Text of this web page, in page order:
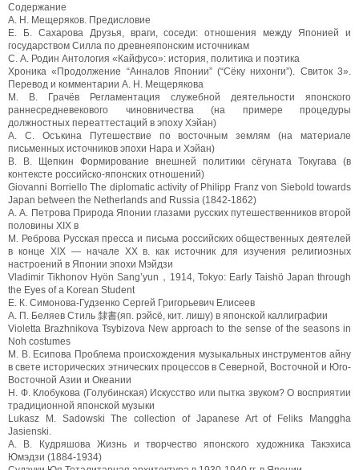
Содержание
А. Н. Мещеряков. Предисловие
Е. Б. Сахарова Друзья, враги, соседи: отношения между Японией и
государством Силла по древнеяпонским источникам
С. А. Родин Антология «Кайфусо»: история, политика и поэтика
Хроника «Продолжение “Анналов Японии” (“Сёку нихонги”). Свиток 3».
Перевод и комментарии А. Н. Мещерякова
М. В. Грачёв Регламентация служебной деятельности японского
раннесредневекового чиновничества (на примере процедуры
должностных переаттестаций в эпоху Хэйан)
A. С. Осъкина Путешествие по восточным землям (на материале
письменных источников эпохи Нара и Хэйан)
B. В. Щепкин Формирование внешней политики сёгуната Токугава (в
контексте российско-японских отношений)
Giovanni Borriello The diplomatic activity of Philipp Franz von Siebold towards
Japan between the Netherlands and Russia (1842-1862)
А. А. Петрова Природа Японии глазами русских путешественников второй
половины XIX в
М. Реброва Русская пресса и письма российских общественных деятелей
в конце XIX — начале XX в. как источник для изучения религиозных
настроений в Японии эпохи Мэйдзи
Vladimir Tikhonov Hyön Sang’yun，1914, Tokyo: Early Taishö Japan through
the Eyes of a Korean Student
E. К. Симонова-Гудзенко Сергей Григорьевич Елисеев
А. П. Беляев Стиль 隸書(яп. рэйсё, кит. лишу) в японской каллиграфии
Violetta Brazhnikova Tsybizova New approach to the sense of the seasons in
Noh costumes
М. В. Есипова Проблема происхождения музыкальных инструментов айну
в свете исторических этнических процессов в Северной, Восточной и Юго-
Восточной Азии и Океании
Н. Ф. Клобукова (Голубинская) Искусство или пытка звуком? О восприятии
традиционной японской музыки
Lukasz М. Sadowski The collection of Japanese Art of Feliks Manggha
Jasienski.
А. В. Кудряшова Жизнь и творчество японского художника Такэхиса
Юмэдзи (1884-1934)